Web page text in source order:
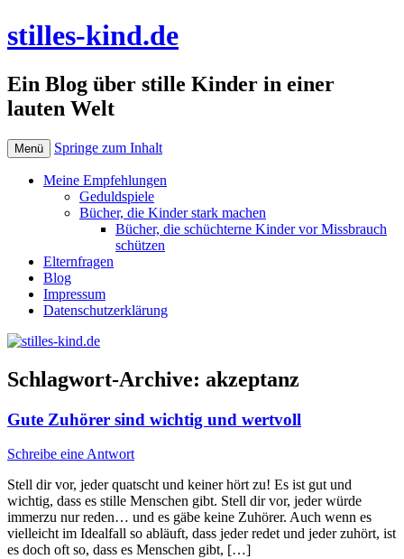
stilles-kind.de
Ein Blog über stille Kinder in einer
lauten Welt
Menü Springe zum Inhalt
Meine Empfehlungen
Geduldspiele
Bücher, die Kinder stark machen
Bücher, die schüchterne Kinder vor Missbrauch
schützen
Elternfragen
Blog
Impressum
Datenschutzerklärung
Schlagwort-Archive: akzeptanz
Gute Zuhörer sind wichtig und wertvoll
Schreibe eine Antwort
Stell dir vor, jeder quatscht und keiner hört zu! Es ist gut und
wichtig, dass es stille Menschen gibt. Stell dir vor, jeder würde
immerzu nur reden… und es gäbe keine Zuhörer. Auch wenn es
vielleicht im Idealfall so abläuft, dass jeder redet und jeder zuhört, ist
es doch oft so, dass es Menschen gibt, […]